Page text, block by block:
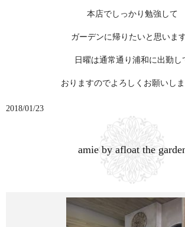
本店でしっかり勉強して
ガーデンに帰りたいと思いま
日曜は通常通り浦和に出勤し
おりますのでよろしくお願いしま
2018/01/23
amie by afloat the